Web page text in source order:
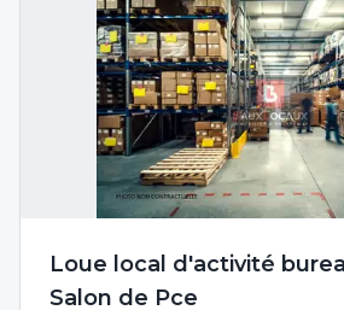
Loue local d'activité
Salon de Pce